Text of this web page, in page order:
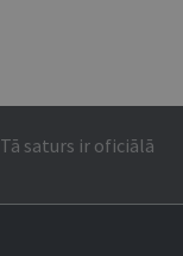
saturs ir oficiālā